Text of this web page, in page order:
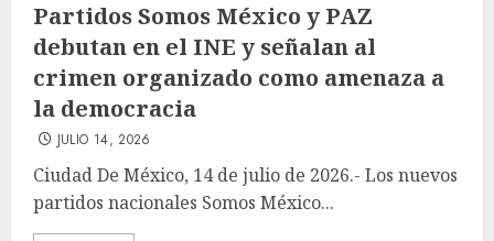
Partidos Somos México y PAZ
debutan en el INE y señalan al
crimen organizado como amenaza a
la democracia
JULIO 14, 2026
Ciudad De México, 14 de julio de 2026.- Los nuevos
partidos nacionales Somos México...